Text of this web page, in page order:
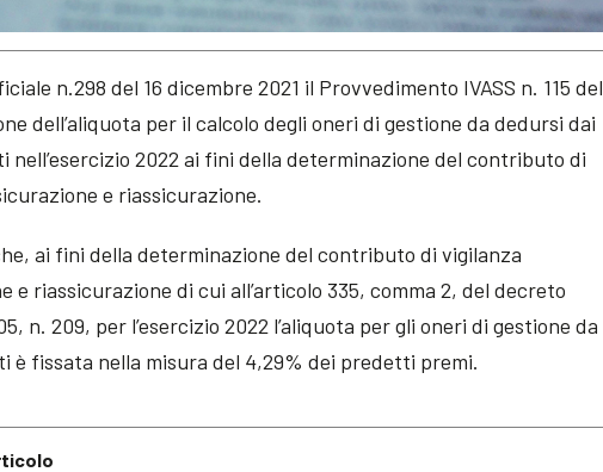
n.298 del 16 dicembre 2021 il Provvedimento IVASS n. 115 del
dell’aliquota per il calcolo degli oneri di gestione da dedursi dai
nell’esercizio 2022 ai fini della determinazione del contributo di
e riassicurazione.
ai fini della determinazione del contributo di vigilanza
e riassicurazione di cui all’articolo 335, comma 2, del decreto
n. 209, per l’esercizio 2022 l’aliquota per gli oneri di gestione da
è fissata nella misura del 4,29% dei predetti premi.